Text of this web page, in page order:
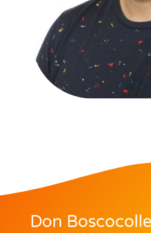
Don